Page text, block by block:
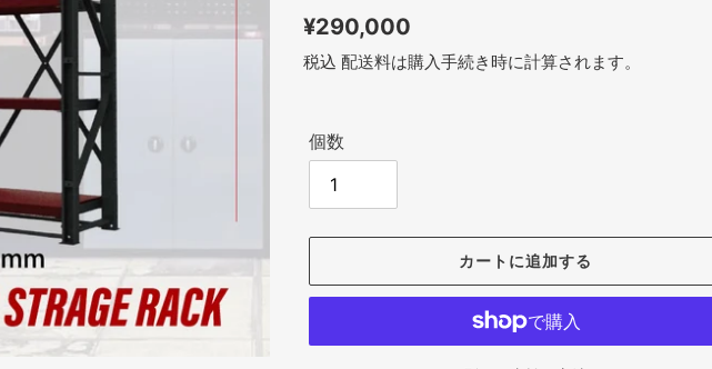
通
常
格
¥290,000
税込 配送料は購入手続き時に計算されます。
個数
カートに追加する